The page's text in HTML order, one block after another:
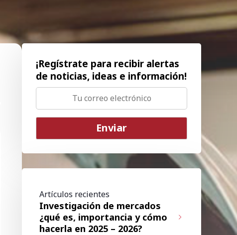
¡Regístrate para recibir alertas
de noticias, ideas e información!
Artículos recientes
Investigación de mercados
¿qué es, importancia y cómo
hacerla en 2025 – 2026?